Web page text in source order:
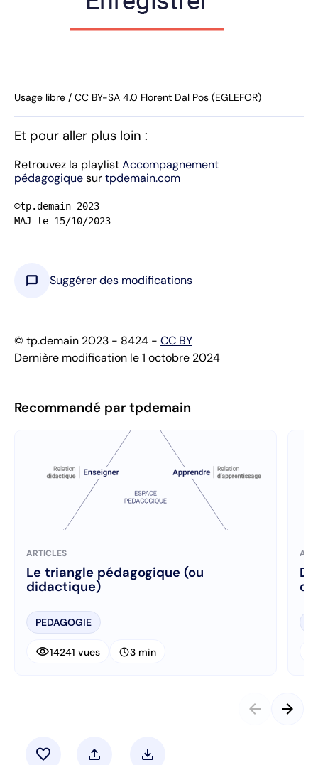
Usage libre / CC BY-SA 4.0 Florent Dal Pos (EGLEFOR)
Et pour aller plus loin :
Retrouvez la playlistAccompagnement
pédagogiquesurtpdemain.com
©tp.demain 2023
MAJ le 15/10/2023
chat_bubble Suggérer des modifications
© tp.demain 2023 - 8424 - CC BY
Dernière modification le 1 octobre 2024
Recommandé par tpdemain
ARTICLES
Le triangle pédagogique (ou
didactique)
PEDAGOGIE
visibility14241 vues schedule3 min
arrow_back arrow_forward
favorite upload download